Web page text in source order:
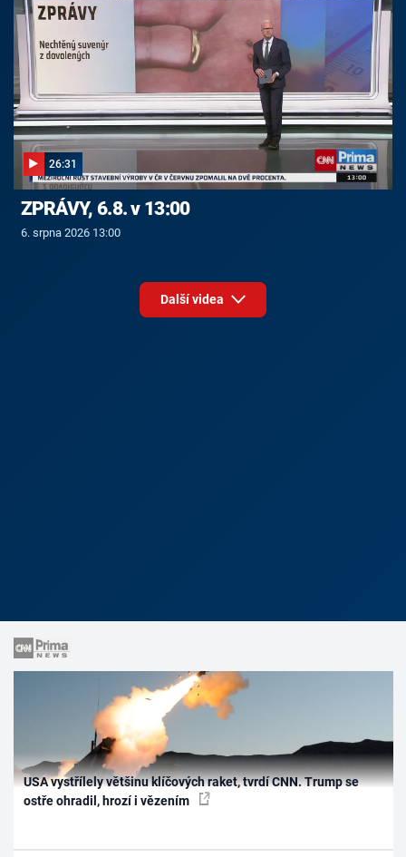
26:31
ZPRÁVY, 6.8. v 13:00
6. srpna 2026 13:00
Další videa
USA vystřílely většinu klíčových raket, tvrdí CNN. Trump se
ostře ohradil, hrozí i vězením